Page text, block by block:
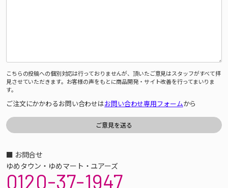
こちらの投稿への個別対応は行っておりませんが、頂いたご意見はスタッフがすべて拝
見させていただきます。お客様の声をもとに商品開発・サイト改善を行ってまいりま
す。
ご注文にかかわるお問い合わせはお問い合わせ専用フォームから
■ お問合せ
ゆめタウン・ゆめマート・ユアーズ
0120-37-1947